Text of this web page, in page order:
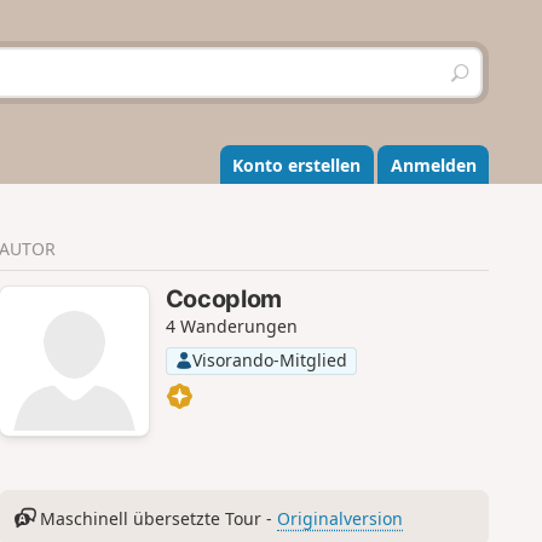
S
u
h
e
n
Konto erstellen Anmelden
AUTOR
Cocoplom
4 Wanderungen
Visorando-Mitglied
Maschinell übersetzte Tour - Originalversion